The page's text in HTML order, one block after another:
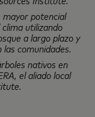
mayor potencial
utilizando
a largo plazo y
comunidades.
nativos en
el aliado local